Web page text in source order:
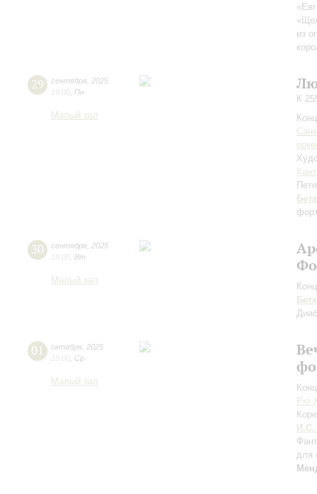
из
29 сентября 2025
19:00 Пн
Малый зал
К
30 сентября 2025
19:00 Вт
Малый зал
01 октября 2025
19:00 Ср
Малый зал
Рю
И.С.
для